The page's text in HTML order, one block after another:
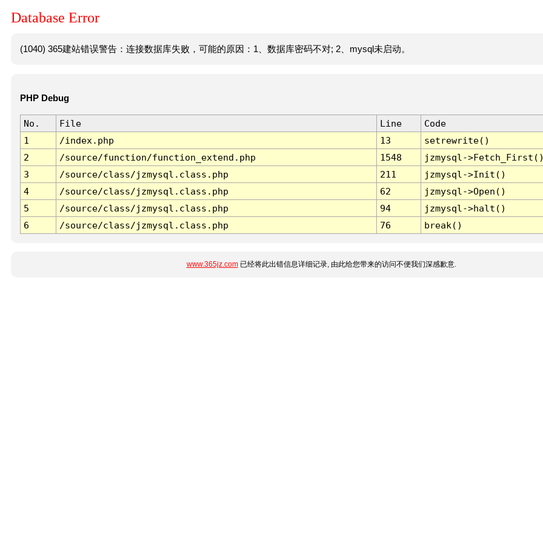
Database Error
(1040) 365建站错误警告：连接数据库失败，可能的原因：1、数据库密码不对; 2、mysql未启动。
PHP Debug
No. File Line
Code
1
/index.php 13
setrewrite()
2
/source/function/function_extend.php 1548
jzmysql-
3
/source/class/jzmysql.class.php 211
jzmysql->Init()
4
/source/class/jzmysql.class.php 62
jzmysql->Open()
5
/source/class/jzmysql.class.php 94
jzmysql->halt()
6
/source/class/jzmysql.class.php 76 break()
www.365jz.com已经将此出错信息详细记录, 由此给您带来的访问不便我们深感歉意.